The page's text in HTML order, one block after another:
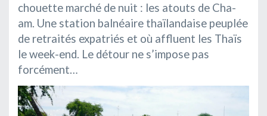
chouette marché de nuit : les atouts de Cha-
am. Une station balnéaire thaïlandaise peuplée
de retraités expatriés et où affluent les Thaïs
le week-end. Le détour ne s’impose pas
forcément…